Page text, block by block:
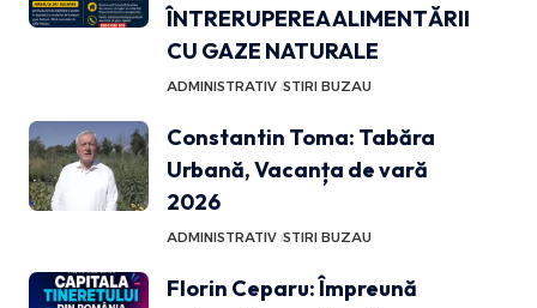
ÎNTRERUPEREA ALIMENTĂRII
CU GAZE NATURALE
ADMINISTRATIV STIRI BUZAU
Constantin Toma: Tabăra
Urbană, Vacanța de vară
2026
ADMINISTRATIV STIRI BUZAU
Florin Ceparu: Împreună